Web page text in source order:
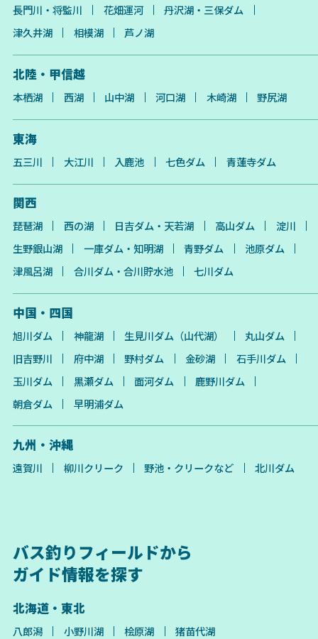
長門川・将監川 花畑運河
丹沢湖・三保ダム
津久井湖
相模湖 芦ノ湖
北陸・甲信越
本栖湖 西湖 山中湖 河口湖 木崎湖 野尻湖
東海
五三川 大江川 入鹿池 七色ダム 青蓮寺ダム
関西
琵琶湖 西の湖 日吉ダム・天若湖 高山ダム
淀川
生野銀山湖
一庫ダム・知明湖 青野ダム
池原ダム
津風呂湖
合川ダム・合川貯水池 七川ダム
中国・四国
旭川ダム 神龍湖 生見川ダム（山代湖）
丸山ダム
旧吉野川
府中湖 野村ダム 金砂湖
石手川ダム
玉川ダム
黒瀬ダム 面河ダム
鹿野川ダム
朝倉ダム
早明浦ダム
九州・沖縄
遠賀川 柳川クリーク 野池・クリークなど 北川ダム
バス釣りフィールドから
ガイド情報を探す
北海道・東北
八郎潟 小野川湖 桧原湖 猪苗代湖